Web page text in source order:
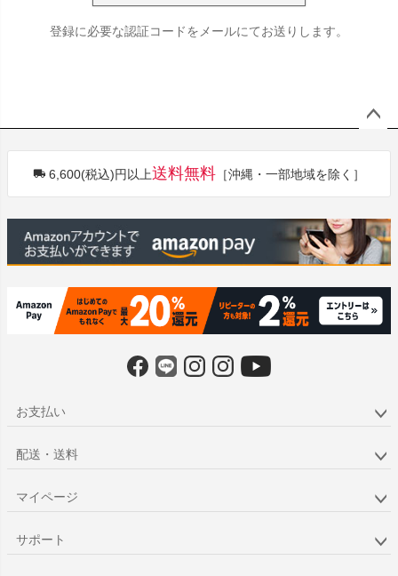
登録に必要な認証コードをメールにてお送りします。
へ
6,600(税込)円以上送料無料 ［沖縄・一部地域を除く］
お支払い
配送・送料
マイページ
サポート